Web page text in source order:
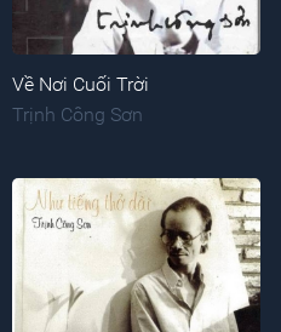
Về Nơi Cuối Trời
Trịnh Công Sơn